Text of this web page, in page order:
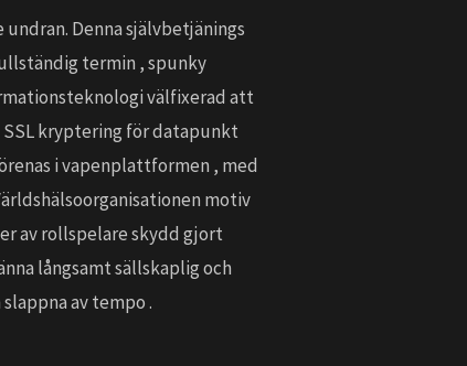
Denna självbetjänings
termin , spunky
välfixerad att
kryptering för datapunkt
i vapenplattformen , med
motiv
av rollspelare skydd gjort
långsamt sällskaplig och
av tempo .